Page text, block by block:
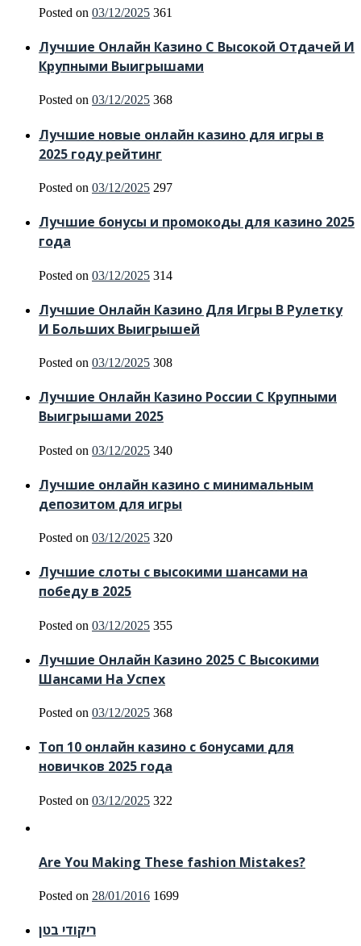
Posted on 03/12/2025 361
Лучшие Онлайн Казино С Высокой Отдачей И
Крупными Выигрышами
Posted on 03/12/2025 368
Лучшие новые онлайн казино для игры в
2025 году рейтинг
Posted on 03/12/2025 297
Лучшие бонусы и промокоды для казино 2025
года
Posted on 03/12/2025 314
Лучшие Онлайн Казино Для Игры В Рулетку
И Больших Выигрышей
Posted on 03/12/2025 308
Лучшие Онлайн Казино России С Крупными
Выигрышами 2025
Posted on 03/12/2025 340
Лучшие онлайн казино с минимальным
депозитом для игры
Posted on 03/12/2025 320
Лучшие слоты с высокими шансами на
победу в 2025
Posted on 03/12/2025 355
Лучшие Онлайн Казино 2025 С Высокими
Шансами На Успех
Posted on 03/12/2025 368
Топ 10 онлайн казино с бонусами для
новичков 2025 года
Posted on 03/12/2025 322
Are You Making These fashion Mistakes?
Posted on 28/01/2016 1699
ריקודי בטן